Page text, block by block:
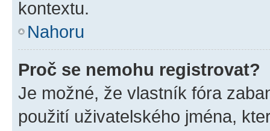
kontextu.
Nahoru
Proč se nemohu registrovat?
Je možné, že vlastník fóra
použití uživatelského jména,